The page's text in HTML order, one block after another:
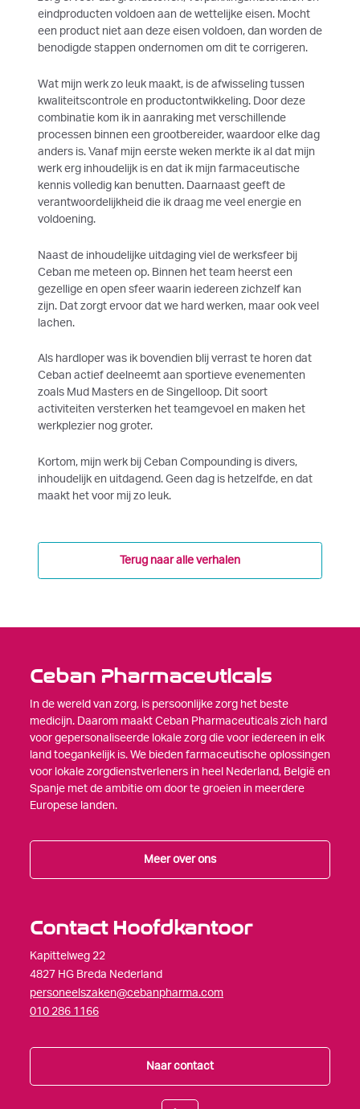
eindproducten voldoen aan de wettelijke eisen. Mocht
een product niet aan deze eisen voldoen, dan worden de
benodigde stappen ondernomen om dit te corrigeren.
Wat mijn werk zo leuk maakt, is de afwisseling tussen
kwaliteitscontrole en productontwikkeling. Door deze
combinatie kom ik in aanraking met verschillende
processen binnen een grootbereider, waardoor elke dag
anders is. Vanaf mijn eerste weken merkte ik al dat mijn
werk erg inhoudelijk is en dat ik mijn farmaceutische
kennis volledig kan benutten. Daarnaast geeft de
verantwoordelijkheid die ik draag me veel energie en
voldoening.
Naast de inhoudelijke uitdaging viel de werksfeer bij
Ceban me meteen op. Binnen het team heerst een
gezellige en open sfeer waarin iedereen zichzelf kan
zijn. Dat zorgt ervoor dat we hard werken, maar ook veel
lachen.
Als hardloper was ik bovendien blij verrast te horen dat
Ceban actief deelneemt aan sportieve evenementen
zoals Mud Masters en de Singelloop. Dit soort
activiteiten versterken het teamgevoel en maken het
werkplezier nog groter.
Kortom, mijn werk bij Ceban Compounding is divers,
inhoudelijk en uitdagend. Geen dag is hetzelfde, en dat
maakt het voor mij zo leuk.
Terug naar alle verhalen
Ceban Pharmaceuticals
In de wereld van zorg, is persoonlijke zorg het beste
medicijn. Daarom maakt Ceban Pharmaceuticals zich hard
voor gepersonaliseerde lokale zorg die voor iedereen in elk
land toegankelijk is. We bieden farmaceutische oplossingen
voor lokale zorgdienstverleners in heel Nederland, België en
Spanje met de ambitie om door te groeien in meerdere
Europese landen.
Meer over ons
Contact Hoofdkantoor
Kapittelweg 22
4827 HG Breda Nederland
personeelszaken@cebanpharma.com
010 286 1166
Naar contact